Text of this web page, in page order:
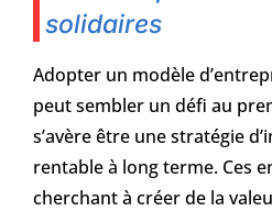
solidaires
Adopter un modèle
peut sembler un défi au
s’avère être une stratégie
rentable à long terme. Ces
cherchant à créer de la